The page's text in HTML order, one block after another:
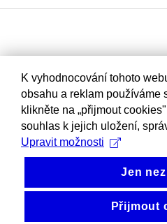
K vyhodnocování tohoto
obsahu a reklam používáme
klikněte na „přijmout
souhlas k jejich uložení,
Upravit možnosti
Jen
Přijmout